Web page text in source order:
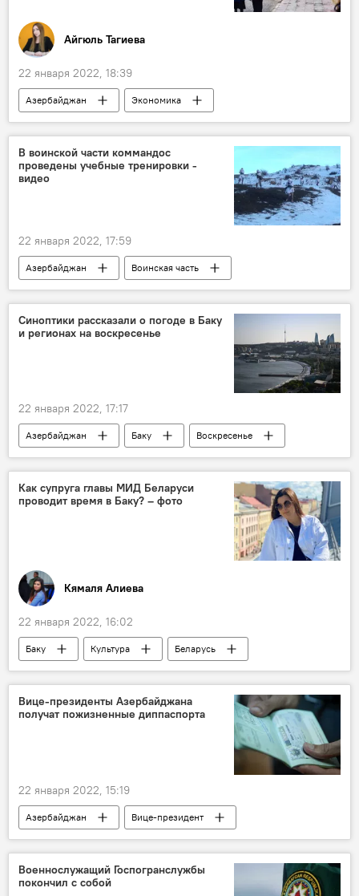
Айгюль Тагиева
22 января 2022, 18:39
Азербайджан
Экономика
Слушания
пенсии
Милли Меджлис
В воинской части коммандос
проведены учебные тренировки -
видео
22 января 2022, 17:59
Азербайджан
Воинская часть
тренировки
коммандос
Синоптики рассказали о погоде в Баку
и регионах на воскресенье
22 января 2022, 17:17
Азербайджан Баку
Воскресенье
Прогноз погоды
Регионы
Как супруга главы МИД Беларуси
проводит время в Баку? – фото
Кямаля Алиева
22 января 2022, 16:02
Баку Культура
Беларусь
Новости Баку
Вице-президенты Азербайджана
получат пожизненные диппаспорта
22 января 2022, 15:19
Азербайджан
Вице-президент
Пожизненное
дипломатический паспорт
Военнослужащий Госпогранслужбы
покончил с собой